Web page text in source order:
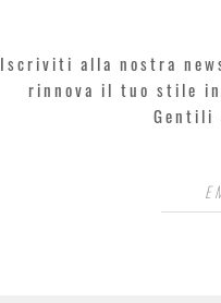
Iscriviti alla nostra
rinnova il tuo stile in
Gentili